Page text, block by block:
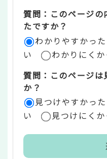
リ
ア
質問：このページの
たですか？
わかりやすかった
い
わかりにくか
質問：このページ
か？
見つけやすかった
い
見つけにくか